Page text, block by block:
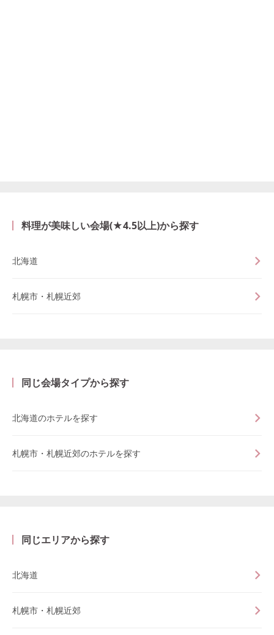
料理が美味しい会場(★4.5以上)から探す
北海道
札幌市・札幌近郊
同じ会場タイプから探す
北海道のホテルを探す
札幌市・札幌近郊のホテルを探す
同じエリアから探す
北海道
札幌市・札幌近郊